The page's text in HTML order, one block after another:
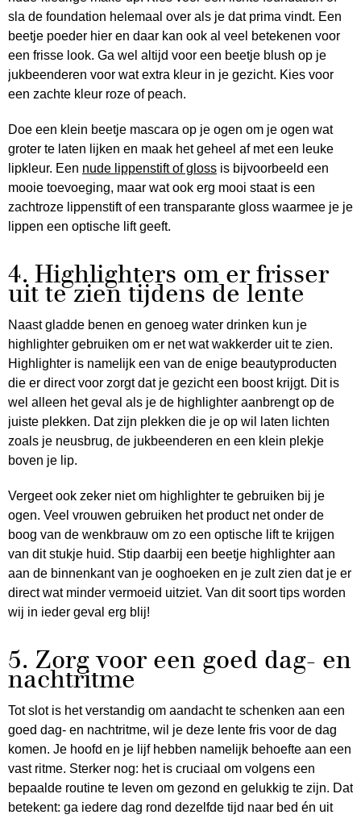
sla de foundation helemaal over als je dat prima vindt. Een
beetje poeder hier en daar kan ook al veel betekenen voor
een frisse look. Ga wel altijd voor een beetje blush op je
jukbeenderen voor wat extra kleur in je gezicht. Kies voor
een zachte kleur roze of peach.
Doe een klein beetje mascara op je ogen om je ogen wat
groter te laten lijken en maak het geheel af met een leuke
lipkleur. Een nude lippenstift of gloss is bijvoorbeeld een
mooie toevoeging, maar wat ook erg mooi staat is een
zachtroze lippenstift of een transparante gloss waarmee je je
lippen een optische lift geeft.
4. Highlighters om er frisser
uit te zien tijdens de lente
Naast gladde benen en genoeg water drinken kun je
highlighter gebruiken om er net wat wakkerder uit te zien.
Highlighter is namelijk een van de enige beautyproducten
die er direct voor zorgt dat je gezicht een boost krijgt. Dit is
wel alleen het geval als je de highlighter aanbrengt op de
juiste plekken. Dat zijn plekken die je op wil laten lichten
zoals je neusbrug, de jukbeenderen en een klein plekje
boven je lip.
Vergeet ook zeker niet om highlighter te gebruiken bij je
ogen. Veel vrouwen gebruiken het product net onder de
boog van de wenkbrauw om zo een optische lift te krijgen
van dit stukje huid. Stip daarbij een beetje highlighter aan
aan de binnenkant van je ooghoeken en je zult zien dat je er
direct wat minder vermoeid uitziet. Van dit soort tips worden
wij in ieder geval erg blij!
5. Zorg voor een goed dag- en
nachtritme
Tot slot is het verstandig om aandacht te schenken aan een
goed dag- en nachtritme, wil je deze lente fris voor de dag
komen. Je hoofd en je lijf hebben namelijk behoefte aan een
vast ritme. Sterker nog: het is cruciaal om volgens een
bepaalde routine te leven om gezond en gelukkig te zijn. Dat
betekent: ga iedere dag rond dezelfde tijd naar bed én uit